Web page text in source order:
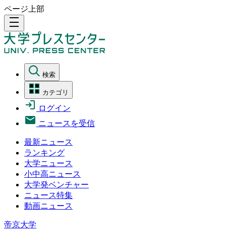
ページ上部
density_medium
検索
カテゴリ
ログイン
ニュースを受信
最新ニュース
ランキング
大学ニュース
小中高ニュース
大学発ベンチャー
ニュース特集
動画ニュース
帝京大学